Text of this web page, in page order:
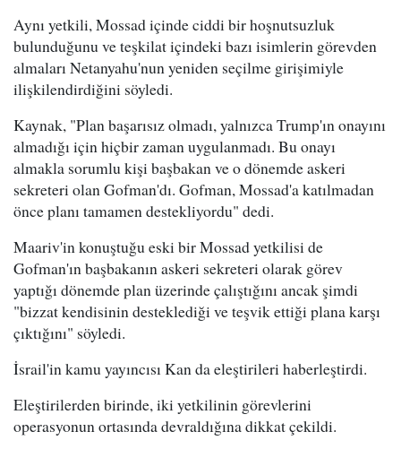
Aynı yetkili, Mossad içinde ciddi bir hoşnutsuzluk
bulunduğunu ve teşkilat içindeki bazı isimlerin görevden
almaları Netanyahu'nun yeniden seçilme girişimiyle
ilişkilendirdiğini söyledi.
Kaynak, "Plan başarısız olmadı, yalnızca Trump'ın onayını
almadığı için hiçbir zaman uygulanmadı. Bu onayı
almakla sorumlu kişi başbakan ve o dönemde askeri
sekreteri olan Gofman'dı. Gofman, Mossad'a katılmadan
önce planı tamamen destekliyordu" dedi.
Maariv'in konuştuğu eski bir Mossad yetkilisi de
Gofman'ın başbakanın askeri sekreteri olarak görev
yaptığı dönemde plan üzerinde çalıştığını ancak şimdi
"bizzat kendisinin desteklediği ve teşvik ettiği plana karşı
çıktığını" söyledi.
İsrail'in kamu yayıncısı Kan da eleştirileri haberleştirdi.
Eleştirilerden birinde, iki yetkilinin görevlerini
operasyonun ortasında devraldığına dikkat çekildi.